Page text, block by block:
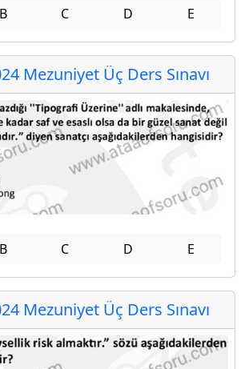
B C D E
Mezuniyet Üç Ders Sınavı
B C D E
Mezuniyet Üç Ders Sınavı